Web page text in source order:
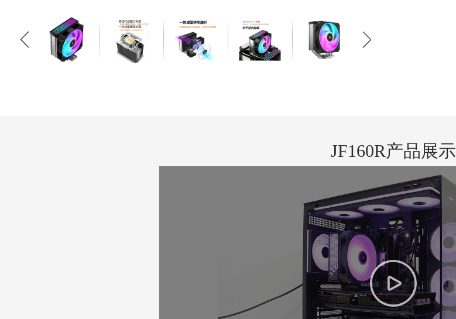
JF160R产品展示